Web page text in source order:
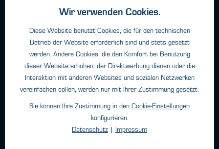
Geschäftsbedingungen
Datenschutz
Impressum
Kontakt
Oehleckerring 32 • 22419 Hamburg
Telefon: +49 (0)40 - 600 38 38 - 0
Wir verwenden Cookies.
Diese Website benutzt Cookies, die für den technischen
Betrieb der Website erforderlich sind und stets gesetzt
werden. Andere Cookies, die den Komfort bei Benutzung
dieser Website erhöhen, der Direktwerbung dienen oder die
Interaktion mit anderen Websites und sozialen Netzwerken
vereinfachen sollen, werden nur mit Ihrer Zustimmung gesetzt.
Sie können Ihre Zustimmung in den Cookie-Einstellungen
konfigurieren.
Datenschutz
Impressum